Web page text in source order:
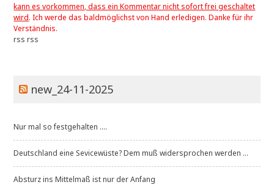
kann es vorkommen, dass ein Kommentar nicht sofort frei geschaltet
wird. Ich werde das baldmöglichst von Hand erledigen. Danke für ihr
Verständnis.
rss rss
new_24-11-2025
Nur mal so festgehalten ....
Deutschland eine Sevicewüste? Dem muß widersprochen werden ...
Absturz ins Mittelmaß ist nur der Anfang